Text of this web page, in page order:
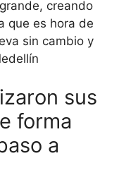
creando
que es hora de
sin cambio y
sus
forma
a